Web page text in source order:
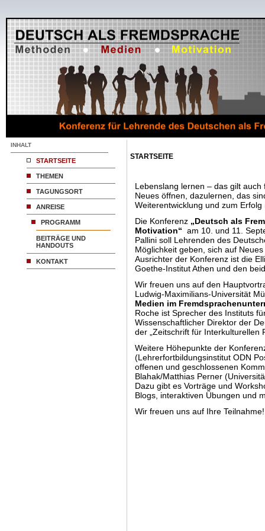
INHALT
STARTSEITE
THEMEN
TAGUNGSORT
ANREISE
PROGRAMM
BEITRÄGE UND
HANDOUTS
KONTAKT
STARTSEITE
Lebenslang lernen – das gilt
Neues öffnen, dazulernen, das
Weiterentwicklung und zum Erfolg
Die Konferenz „Deutsch als
Motivation“am 10. und 11.
Pallini soll Lehrenden des
Möglichkeit geben, sich auf
Ausrichter der Konferenz ist die
Goethe-Institut Athen und den
Wir freuen uns auf den
Ludwig-Maximilians-Universität
Medien im
Roche ist Sprecher des Instituts
Wissenschaftlicher Direktor der
der „Zeitschrift für Interkulturellen
Weitere Höhepunkte der
(Lehrerfortbildungsinstitut ODN
offenen und geschlossenen
Blahak/Matthias Perner
Dazu gibt es Vorträge und
Blogs, interaktiven Übungen und
Wir freuen uns auf Ihre Teilnahme!